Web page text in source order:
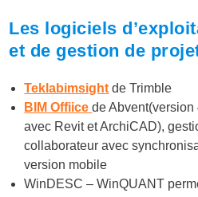
Les logiciels
et de gestion de
Teklabimsight de Trimble
BIM Offiicede
avec Revit et ArchiCAD),
collaborateur avec
version mobile
WinDESC – WinQUANT